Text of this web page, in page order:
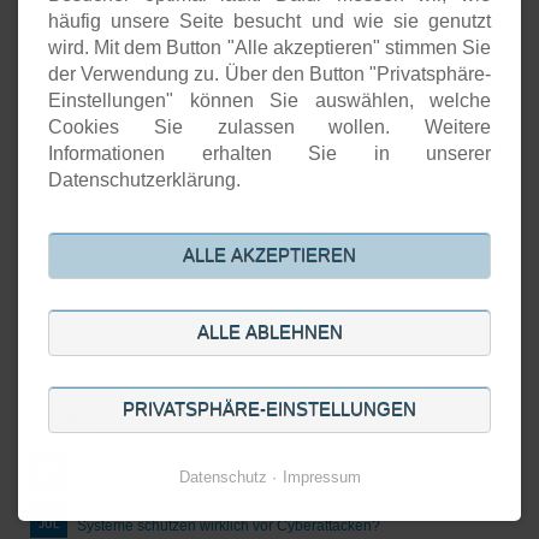
Prozesse & Software-Entwicklung
Digitale Archivierung
Groupware
Voice-over-IP
Unternehmenspräsenzen
JUL
Systeme schützen wirklich vor Cyberattacken?
häufig unsere Seite besucht und wie sie genutzt
wird. Mit dem Button "Alle akzeptieren" stimmen Sie
der Verwendung zu. Über den Button "Privatsphäre-
Einstellungen" können Sie auswählen, welche
Cookies Sie zulassen wollen. Weitere
Informationen erhalten Sie in unserer
Datenschutzerklärung.
ALLE AKZEPTIEREN
ALLE ABLEHNEN
PRIVATSPHÄRE-EINSTELLUNGEN
Datenschutz Impressum